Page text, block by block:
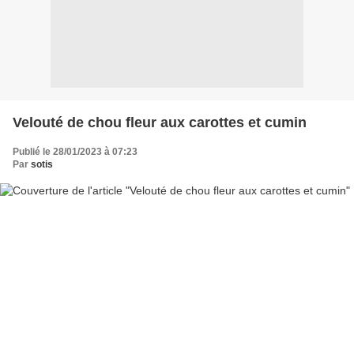
Velouté de chou fleur aux carottes et cumin
Publié le 28/01/2023 à 07:23
Par sotis